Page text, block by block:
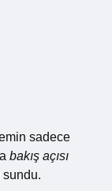
sadece
bakış açısı
sundu.